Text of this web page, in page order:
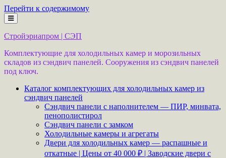
Перейти к содержимому
Стройэриапром | СЭП
Комплектующие для холодильных камер и морозильных
складов из сэндвич панелей. Сооружения из сэндвич панелей
под ключ.
Каталог комплектующих для холодильных камер из
сэндвич панелей
Сэндвич панели с наполнителем — ПИР, минвата,
пенополистирол
Сэндвич панели с замком
Холодильные камеры и агрегаты
Двери для холодильных камер — распашные и
откатные | Цены от 40 000 ₽ | Заводские двери с